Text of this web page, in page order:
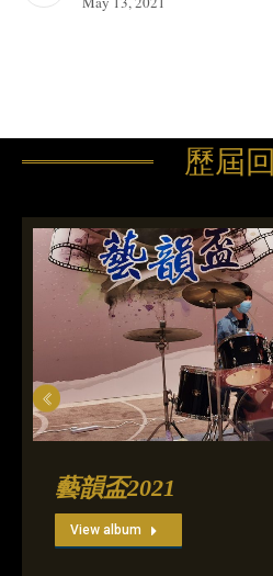
歷屆
藝韻盃2021
View album